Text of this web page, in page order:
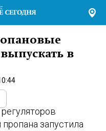
в
запустила